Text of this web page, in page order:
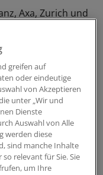
Axa, Zurich und
Smartphone oder
zum
oder eben
zu informieren.
jedoch noch
greifen auf
oder eindeutige
von Akzeptieren
unter „Wir und
Dienste
Auswahl von Alle
werden diese
sind manche Inhalte
relevant für Sie. Sie
um Ihre